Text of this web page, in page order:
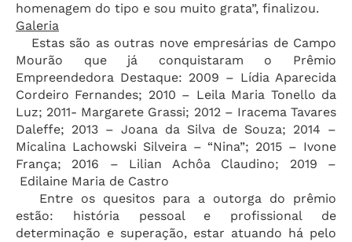
homenagem do tipo e sou muito grata”, finalizou.
Galeria
Estas são as outras nove empresárias de Campo
Mourão que já conquistaram o Prêmio
Empreendedora Destaque: 2009 – Lídia Aparecida
Cordeiro Fernandes; 2010 – Leila Maria Tonello da
Luz; 2011- Margarete Grassi; 2012 – Iracema Tavares
Daleffe; 2013 – Joana da Silva de Souza; 2014 –
Micalina Lachowski Silveira – “Nina”; 2015 – Ivone
França; 2016 – Lilian Achôa Claudino; 2019 –
Edilaine Maria de Castro
Entre os quesitos para a outorga do prêmio
estão: história pessoal e profissional de
determinação e superação, estar atuando há pelo